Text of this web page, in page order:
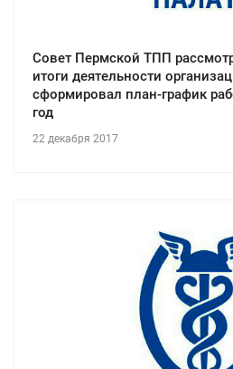
Совет Пермской ТПП
итоги деятельности
сформировал план-график
год
22 декабря 2017